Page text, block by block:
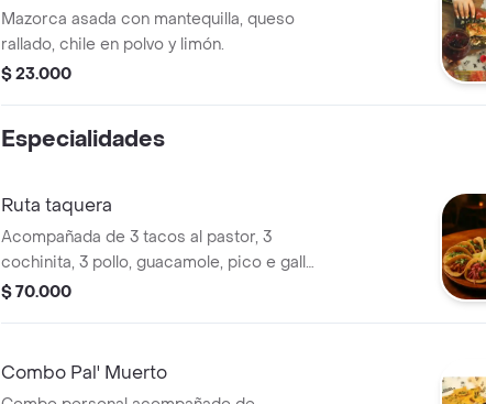
Mazorca asada con mantequilla, queso
rallado, chile en polvo y limón.
$ 23.000
Especialidades
Ruta taquera
Acompañada de 3 tacos al pastor, 3
cochinita, 3 pollo, guacamole, pico e gallo
y salsas picantes para compartir.
$ 70.000
Combo Pal' Muerto